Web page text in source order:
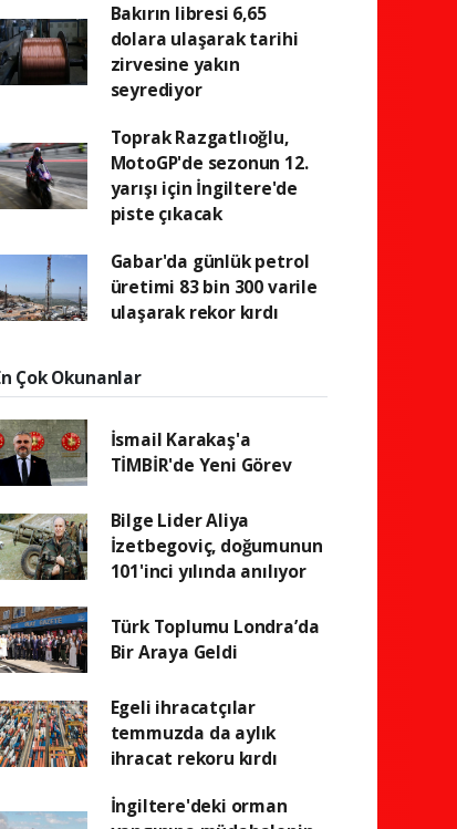
Bakırın libresi 6,65
dolara ulaşarak tarihi
zirvesine yakın
seyrediyor
Toprak Razgatlıoğlu,
MotoGP'de sezonun 12.
yarışı için İngiltere'de
piste çıkacak
Gabar'da günlük petrol
üretimi 83 bin 300 varile
ulaşarak rekor kırdı
Çok Okunanlar
İsmail Karakaş'a
TİMBİR'de Yeni Görev
Bilge Lider Aliya
İzetbegoviç, doğumunun
101'inci yılında anılıyor
Türk Toplumu Londra’da
Bir Araya Geldi
Egeli ihracatçılar
temmuzda da aylık
ihracat rekoru kırdı
İngiltere'deki orman